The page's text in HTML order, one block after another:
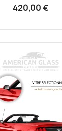
420,00 €